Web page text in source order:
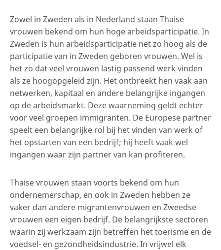
Zowel in Zweden als in Nederland staan Thaise
vrouwen bekend om hun hoge arbeidsparticipatie. In
Zweden is hun arbeidsparticipatie net zo hoog als de
participatie van in Zweden geboren vrouwen. Wel is
het zo dat veel vrouwen lastig passend werk vinden
als ze hoogopgeleid zijn. Het ontbreekt hen vaak aan
netwerken, kapitaal en andere belangrijke ingangen
op de arbeidsmarkt. Deze waarneming geldt echter
voor veel groepen immigranten. De Europese partner
speelt een belangrijke rol bij het vinden van werk of
het opstarten van een bedrijf; hij heeft vaak wel
ingangen waar zijn partner van kan profiteren.
Thaise vrouwen staan voorts bekend om hun
ondernemerschap, en ook in Zweden hebben ze
vaker dan andere migrantenvrouwen en Zweedse
vrouwen een eigen bedrijf. De belangrijkste sectoren
waarin zij werkzaam zijn betreffen het toerisme en de
voedsel- en gezondheidsindustrie. In vrijwel elk